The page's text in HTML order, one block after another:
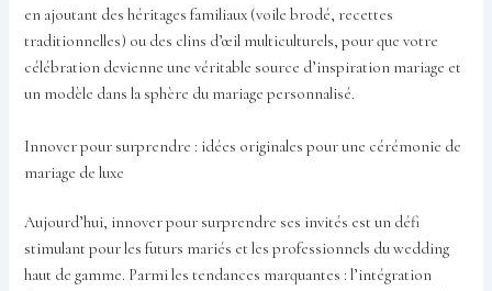
en ajoutant des héritages familiaux (voile brodé, recettes
traditionnelles) ou des clins d’œil multiculturels, pour que votre
célébration devienne une véritable source d’inspiration mariage et
un modèle dans la sphère du mariage personnalisé.
Innover pour surprendre : idées originales pour une cérémonie de
mariage de luxe
Aujourd’hui, innover pour surprendre ses invités est un défi
stimulant pour les futurs mariés et les professionnels du wedding
haut de gamme. Parmi les tendances marquantes : l’intégration